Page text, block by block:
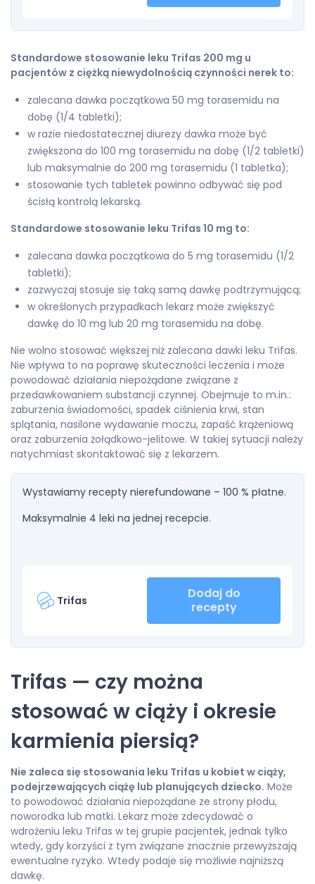
Standardowe stosowanie leku Trifas 200 mg u
pacjentów z ciężką niewydolnością czynności nerek to:
zalecana dawka początkowa 50 mg torasemidu na
dobę (1/4 tabletki);
w razie niedostatecznej diurezy dawka może być
zwiększona do 100 mg torasemidu na dobę (1/2 tabletki)
lub maksymalnie do 200 mg torasemidu (1 tabletka);
stosowanie tych tabletek powinno odbywać się pod
ścisłą kontrolą lekarską.
Standardowe stosowanie leku Trifas 10 mg to:
zalecana dawka początkowa do 5 mg torasemidu (1/2
tabletki);
zazwyczaj stosuje się taką samą dawkę podtrzymującą;
w określonych przypadkach lekarz może zwiększyć
dawkę do 10 mg lub 20 mg torasemidu na dobę.
Nie wolno stosować większej niż zalecana dawki leku Trifas.
Nie wpływa to na poprawę skuteczności leczenia i może
powodować działania niepożądane związane z
przedawkowaniem substancji czynnej. Obejmuje to m.in.:
zaburzenia świadomości, spadek ciśnienia krwi, stan
splątania, nasilone wydawanie moczu, zapaść krążeniową
oraz zaburzenia żołądkowo-jelitowe. W takiej sytuacji należy
natychmiast skontaktować się z lekarzem.
Wystawiamy recepty nierefundowane – 100 % płatne.
Maksymalnie 4 leki na jednej recepcie.
Trifas
Dodaj do
recepty
Trifas — czy można
stosować w ciąży i okresie
karmienia piersią?
Nie zaleca się stosowania leku Trifas u kobiet w ciąży,
podejrzewających ciążę lub planujących dziecko. Może
to powodować działania niepożądane ze strony płodu,
noworodka lub matki. Lekarz może zdecydować o
wdrożeniu leku Trifas w tej grupie pacjentek, jednak tylko
wtedy, gdy korzyści z tym związane znacznie przewyższają
ewentualne ryzyko. Wtedy podaje się możliwie najniższą
dawkę.